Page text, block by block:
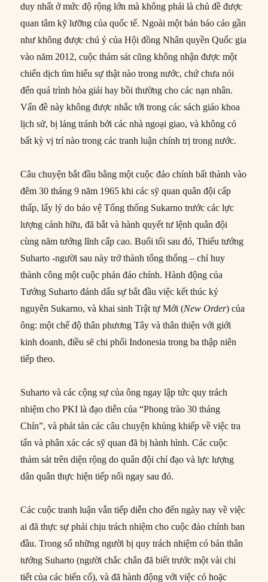
duy nhất ở mức độ rộng lớn mà không phải là chủ đề được
quan tâm kỹ lưỡng của quốc tế. Ngoài một bản báo cáo gần
như không được chú ý của Hội đồng Nhân quyền Quốc gia
vào năm 2012, cuộc thảm sát cũng không nhận được một
chiến dịch tìm hiểu sự thật nào trong nước, chứ chưa nói
đến quá trình hòa giải hay bồi thường cho các nạn nhân.
Vấn đề này không được nhắc tới trong các sách giáo khoa
lịch sử, bị lảng tránh bởi các nhà ngoại giao, và không có
bất kỳ vị trí nào trong các tranh luận chính trị trong nước.
Câu chuyện bắt đầu bằng một cuộc đảo chính bất thành vào
đêm 30 tháng 9 năm 1965 khi các sỹ quan quân đội cấp
thấp, lấy lý do bảo vệ Tổng thống Sukarno trước các lực
lượng cánh hữu, đã bắt và hành quyết tư lệnh quân đội
cùng năm tướng lĩnh cấp cao. Buổi tối sau đó, Thiếu tướng
Suharto -người sau này trở thành tổng thống – chỉ huy
thành công một cuộc phản đảo chính. Hành động của
Tướng Suharto đánh dấu sự bắt đầu việc kết thúc kỷ
nguyên Sukarno, và khai sinh Trật tự Mới (New Order) của
ông: một chế độ thân phương Tây và thân thiện với giới
kinh doanh, điều sẽ chi phối Indonesia trong ba thập niên
tiếp theo.
Suharto và các cộng sự của ông ngay lập tức quy trách
nhiệm cho PKI là đạo diễn của “Phong trào 30 tháng
Chín”, và phát tán các câu chuyện khủng khiếp về việc tra
tấn và phân xác các sỹ quan đã bị hành hình. Các cuộc
thảm sát trên diện rộng do quân đội chỉ đạo và lực lượng
dân quân thực hiện tiếp nối ngay sau đó.
Các cuộc tranh luận vẫn tiếp diễn cho đến ngày nay về việc
ai đã thực sự phải chịu trách nhiệm cho cuộc đảo chính ban
đầu. Trong số những người bị quy trách nhiệm có bản thân
tướng Suharto (người chắc chắn đã biết trước một vài chi
tiết của các biến cố), và đã hành động với việc có hoặc